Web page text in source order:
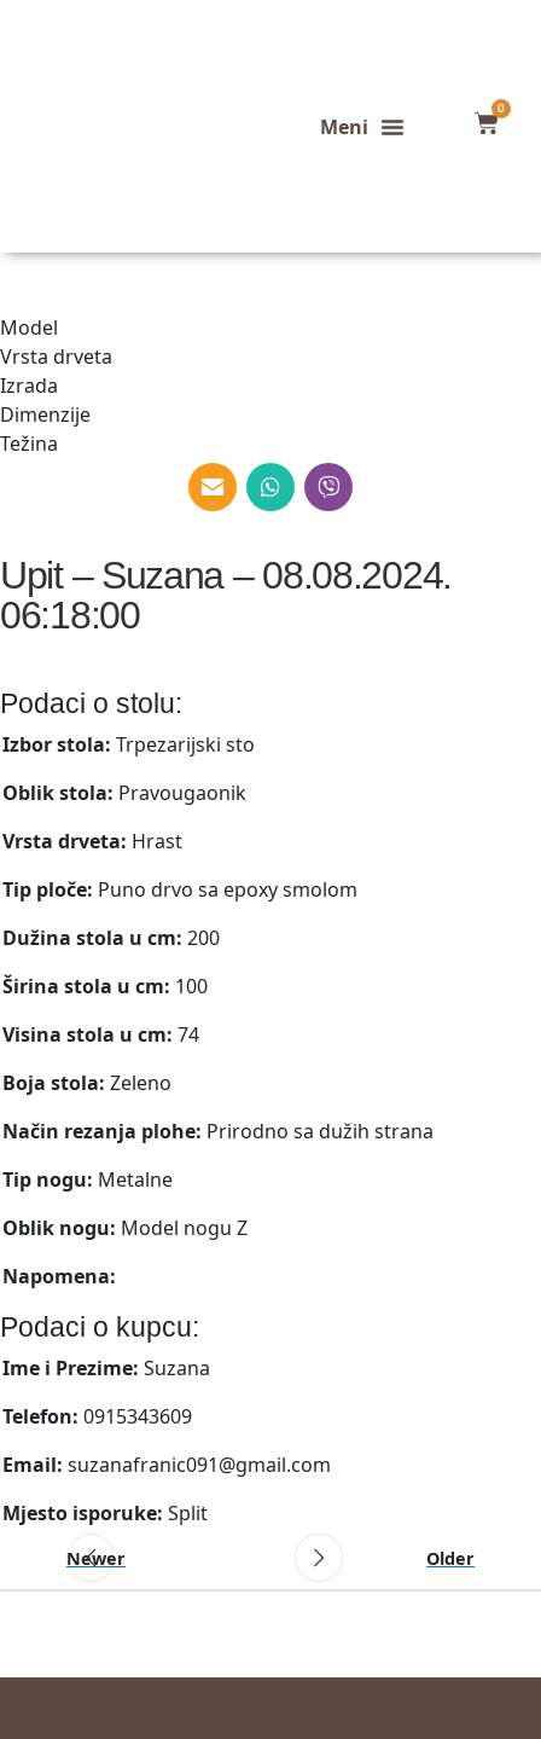
0
Model
Vrsta drveta
Izrada
Dimenzije
Težina
Upit – Suzana – 08.08.2024.
06:18:00
Podaci o stolu:
Izbor stola: Trpezarijski sto
Oblik stola: Pravougaonik
Vrsta drveta: Hrast
Tip ploče: Puno drvo sa epoxy smolom
Dužina stola u cm: 200
Širina stola u cm: 100
Visina stola u cm: 74
Boja stola: Zeleno
Način rezanja plohe: Prirodno sa dužih strana
Tip nogu: Metalne
Oblik nogu: Model nogu Z
Napomena:
Podaci o kupcu:
Ime i Prezime: Suzana
Telefon: 0915343609
Email: suzanafranic091@gmail.com
Mjesto isporuke: Split
Newer Older